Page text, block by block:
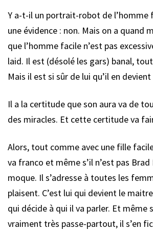
Y a-t-il un portrait-robot de l’homme
une évidence : non. Mais on a quand
que l’homme facile n’est pas
laid. Il est (désolé les gars) banal,
Mais il est si sûr de lui qu’il en devient
Il a la certitude que son aura va de
des miracles. Et cette certitude va
Alors, tout comme avec une fille
va franco et même s’il n’est pas Brad
moque. Il s’adresse à toutes les
plaisent. C’est lui qui devient le
qui décide à qui il va parler. Et même
vraiment très passe-partout, il s’en